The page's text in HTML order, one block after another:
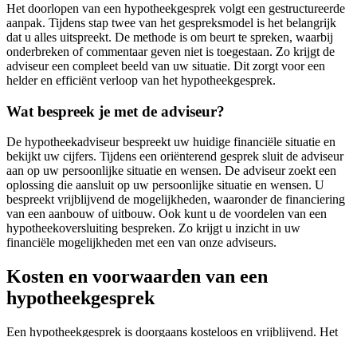
Het doorlopen van een hypotheekgesprek volgt een gestructureerde
aanpak. Tijdens stap twee van het gespreksmodel is het belangrijk
dat u alles uitspreekt. De methode is om beurt te spreken, waarbij
onderbreken of commentaar geven niet is toegestaan. Zo krijgt de
adviseur een compleet beeld van uw situatie. Dit zorgt voor een
helder en efficiënt verloop van het hypotheekgesprek.
Wat bespreek je met de adviseur?
De hypotheekadviseur bespreekt uw huidige financiële situatie en
bekijkt uw cijfers. Tijdens een oriënterend gesprek sluit de adviseur
aan op uw persoonlijke situatie en wensen. De adviseur zoekt een
oplossing die aansluit op uw persoonlijke situatie en wensen. U
bespreekt vrijblijvend de mogelijkheden, waaronder de financiering
van een aanbouw of uitbouw. Ook kunt u de voordelen van een
hypotheekoversluiting bespreken. Zo krijgt u inzicht in uw
financiële mogelijkheden met een van onze adviseurs.
Kosten en voorwaarden van een
hypotheekgesprek
Een hypotheekgesprek is doorgaans kosteloos en vrijblijvend. Het